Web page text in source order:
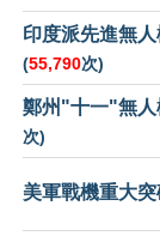
印度派先進無
(55,790次)
鄭州"十一"無人
次)
美軍戰機重大